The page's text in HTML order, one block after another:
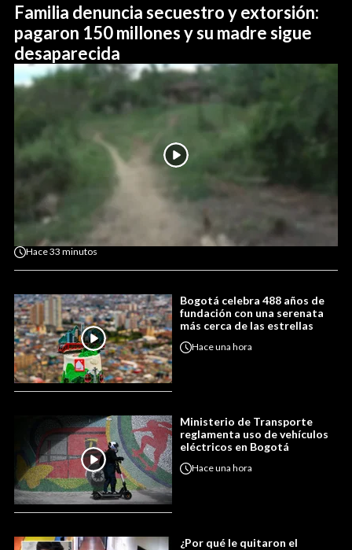
Familia denuncia secuestro y extorsión:
pagaron 150 millones y su madre sigue
desaparecida
Hace33 minutos
Bogotá celebra 488 años de
fundación con una serenata
más cerca de las estrellas
Haceuna hora
Ministerio de Transporte
reglamenta uso de vehículos
eléctricos en Bogotá
Haceuna hora
¿Por qué le quitaron el